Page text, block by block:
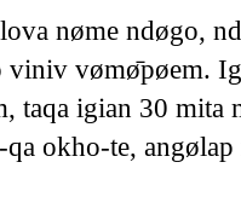
nøme ndøgo,
viniv vømø̄pøem.
taqa igian 30 mita
okho-te,